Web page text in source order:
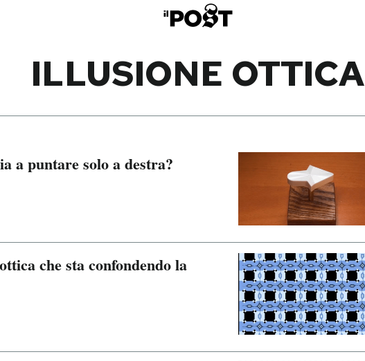
ILLUSIONE OTTICA
a puntare solo a destra?
che sta confondendo la